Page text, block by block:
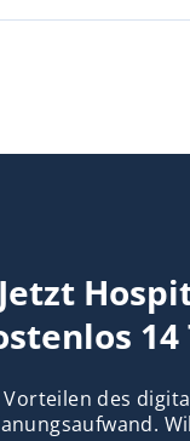
Jetzt
des